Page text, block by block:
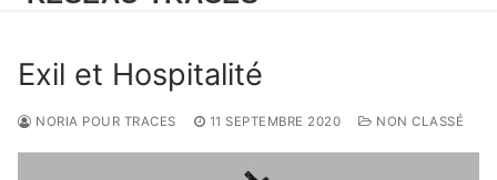
Exil et Hospitalité
NORIA POUR TRACES 11 SEPTEMBRE 2020 NON CLASSÉ